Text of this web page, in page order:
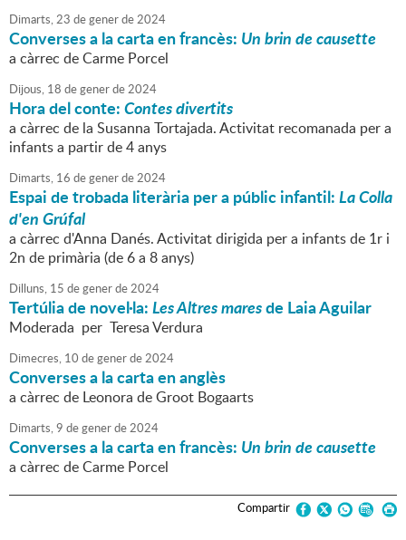
Dimarts,23 degenerde2024
Converses a la carta en francès: Un brin de causette
a càrrec de Carme Porcel
Dijous, 18 degenerde2024
Hora del conte:Contes divertits
a càrrec de la Susanna Tortajada. Activitat recomanada per a
infants a partir de 4 anys
Dimarts, 16 degenerde2024
Espai de trobada literària per a públic infantil:La Colla
d'en Grúfal
a càrrec d'Anna Danés. Activitat dirigida per a infants de 1r i
2n de primària (de 6 a 8 anys)
Dilluns, 15 degenerde2024
Tertúlia de novel·la:Les Altres maresde Laia Aguilar
Moderada per Teresa Verdura
Dimecres, 10 degenerde2024
Converses a la carta en anglès
a càrrec de Leonora de Groot Bogaarts
Dimarts,9 degenerde2024
Converses a la carta en francès: Un brin de causette
a càrrec de Carme Porcel
Compartir